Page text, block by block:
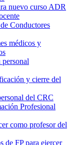
nuevo curso ADR
Conductores
médicos y
y cierre del
del CRC
Profesional
como profesor del
de FP para ejercer